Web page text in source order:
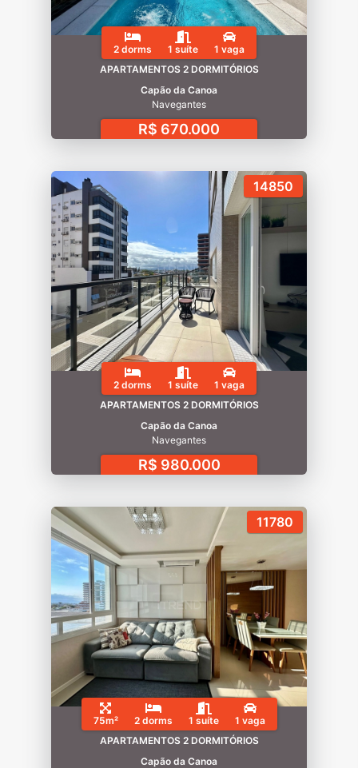
2 dorms 1 suíte
1 vaga
APARTAMENTOS 2 DORMITÓRIOS
Capão da Canoa
Navegantes
R$ 670.000
14850
2 dorms 1 suíte
1 vaga
APARTAMENTOS 2 DORMITÓRIOS
Capão da Canoa
Navegantes
R$ 980.000
11780
75m² 2 dorms 1 suíte
1 vaga
APARTAMENTOS 2 DORMITÓRIOS
Capão da Canoa